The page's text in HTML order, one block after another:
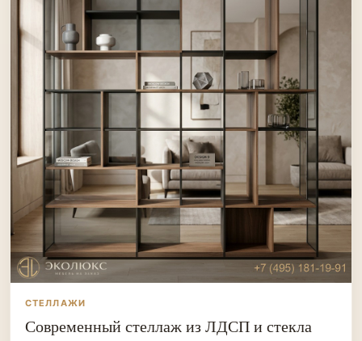
СТЕЛЛАЖИ
Современный стеллаж из ЛДСП и стекла